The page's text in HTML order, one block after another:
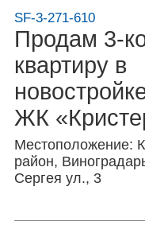
SF-3-271-610
Продам 3-
квартиру в
ЖК
Местоположение:
район,
Сергея ул., 3